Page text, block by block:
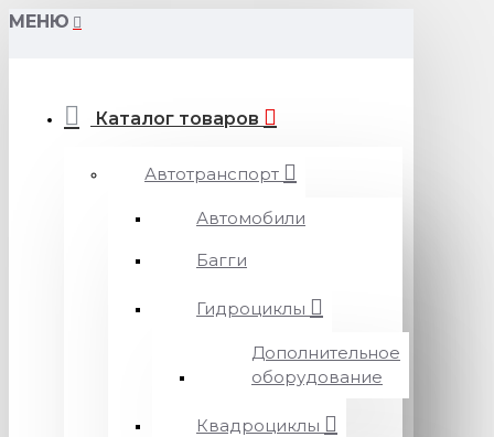
МЕНЮ
Каталог товаров
Автотранспорт
Автомобили
Багги
Гидроциклы
Дополнительное
оборудование
Квадроциклы